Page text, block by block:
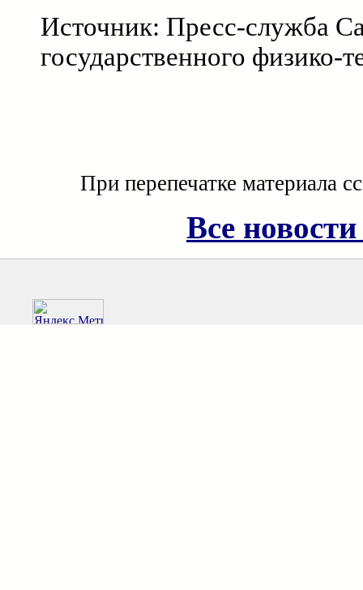
Источник: Пресс-служба
государственного физико-
При перепечатке материала
Все